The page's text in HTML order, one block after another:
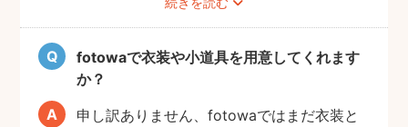
のあやし方も上手なので、写真撮影が不安の
方は、ぜひカメラマンにご相談してみてくだ
さいね。
fotowaで衣装や小道具を用意してくれます
か？
申し訳ありません、fotowaではまだ衣装と